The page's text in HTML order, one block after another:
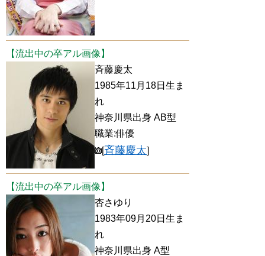
【流出中の卒アル画像】
斉藤慶太
1985年11月18日生ま
れ
神奈川県出身 AB型
職業:俳優
[斉藤慶太]
【流出中の卒アル画像】
杏さゆり
1983年09月20日生ま
れ
神奈川県出身 A型